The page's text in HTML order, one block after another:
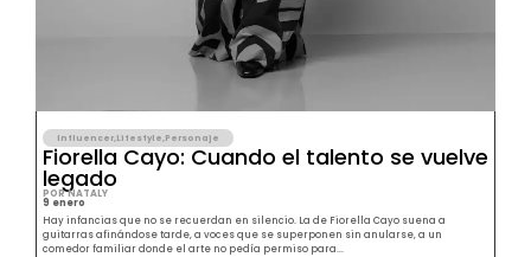
Influencer,Lifestyle,Personaje
Fiorella Cayo: Cuando el talento se vuelve
legado
POR NATALY
9 enero
Hay infancias que no se recuerdan en silencio. La de Fiorella Cayo suena a
guitarras afinándose tarde, a voces que se superponen sin anularse, a un
comedor familiar donde el arte no pedía permiso para...